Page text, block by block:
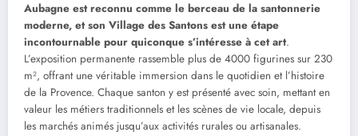
Aubagne est reconnu comme le berceau de la santonnerie
moderne, et son Village des Santons est une étape
incontournable pour quiconque s’intéresse à cet art.
L’exposition permanente rassemble plus de 4000 figurines sur 230
m², offrant une véritable immersion dans le quotidien et l’histoire
de la Provence. Chaque santon y est présenté avec soin, mettant en
valeur les métiers traditionnels et les scènes de vie locale, depuis
les marchés animés jusqu’aux activités rurales ou artisanales.